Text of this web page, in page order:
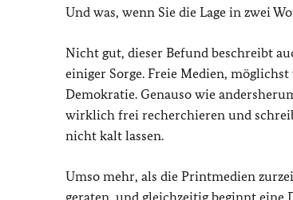
Und was, wenn Sie die Lage in zwei
Nicht gut, dieser Befund beschreibt
einiger Sorge. Freie Medien,
Demokratie. Genauso wie
wirklich frei recherchieren und
nicht kalt lassen.
Umso mehr, als die Printmedien
geraten, und gleichzeitig beginnt